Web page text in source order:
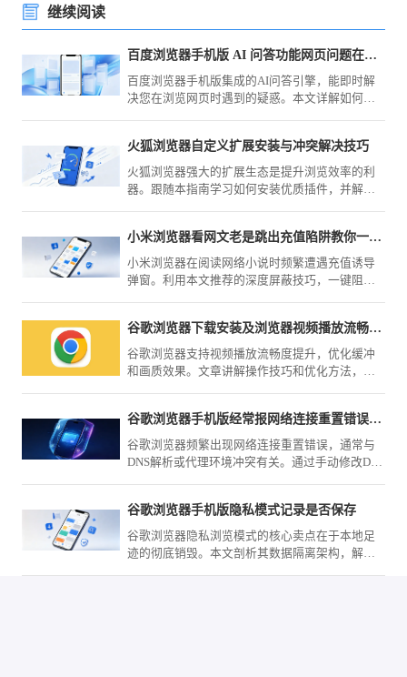
继续阅读
百度浏览器手机版 AI 问答功能网页问题在线解答
百度浏览器手机版集成的AI问答引擎，能即时解
决您在浏览网页时遇到的疑惑。本文详解如何调
火狐浏览器自定义扩展安装与冲突解决技巧
火狐浏览器强大的扩展生态是提升浏览效率的利
器。跟随本指南学习如何安装优质插件，并解决
小米浏览器看网文老是跳出充值陷阱教你一招彻底免疫
小米浏览器在阅读网络小说时频繁遭遇充值诱导
弹窗。利用本文推荐的深度屏蔽技巧，一键阻断
谷歌浏览器下载安装及浏览器视频播放流畅度提升方法
谷歌浏览器支持视频播放流畅度提升，优化缓冲
和画质效果。文章讲解操作技巧和优化方法，让
谷歌浏览器手机版经常报网络连接重置错误到底怎么改机
谷歌浏览器频繁出现网络连接重置错误，通常与
DNS解析或代理环境冲突有关。通过手动修改DNS
谷歌浏览器手机版隐私模式记录是否保存
谷歌浏览器隐私浏览模式的核心卖点在于本地足
迹的彻底销毁。本文剖析其数据隔离架构，解释